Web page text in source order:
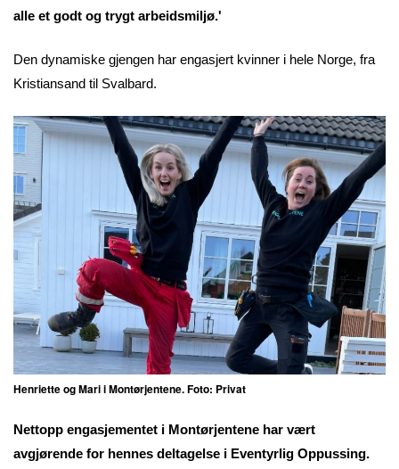
alle et godt og trygt arbeidsmiljø.'
Den dynamiske gjengen har engasjert kvinner i hele Norge, fra
Kristiansand til Svalbard.
Henriette og Mari i Montørjentene. Foto: Privat
Nettopp engasjementet i Montørjentene har vært
avgjørende for hennes deltagelse i Eventyrlig Oppussing.